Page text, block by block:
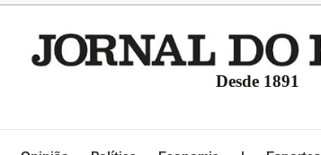
Desde 1891